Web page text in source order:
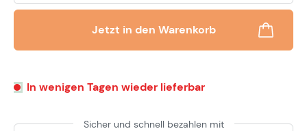
Jetzt in den Warenkorb
In wenigen Tagen wieder lieferbar
Sicher und schnell bezahlen mit